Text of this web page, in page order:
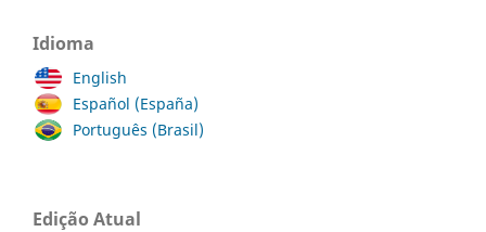
Idioma
English
Español (España)
Português (Brasil)
Edição Atual